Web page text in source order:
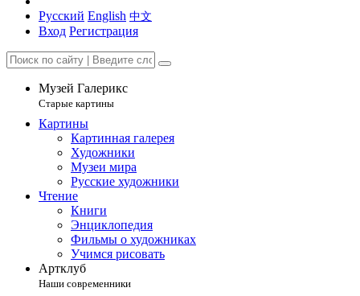
Русский English 中文
Вход Регистрация
Музей Галерикс
Старые картины
Картины
Картинная галерея
Художники
Музеи мира
Русские художники
Чтение
Книги
Энциклопедия
Фильмы о художниках
Учимся рисовать
Артклуб
Наши современники